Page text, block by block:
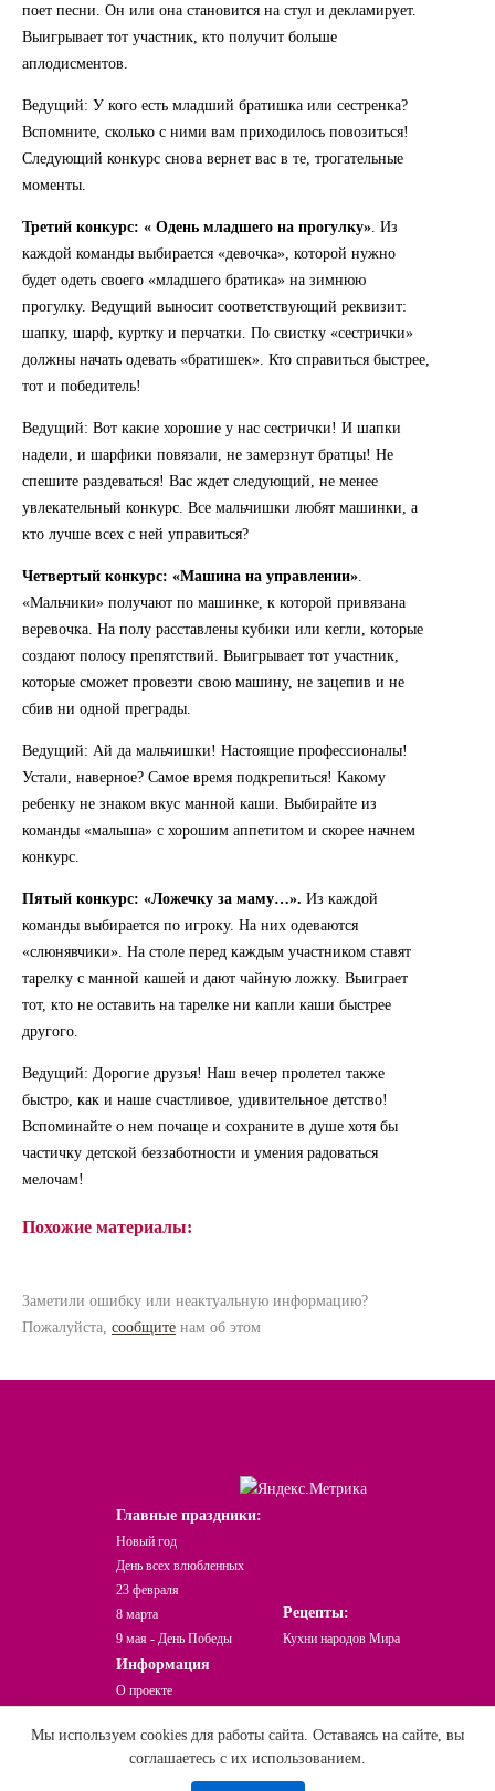
поет песни. Он или она становится на стул и декламирует.
Выигрывает тот участник, кто получит больше
аплодисментов.
Ведущий: У кого есть младший братишка или сестренка?
Вспомните, сколько с ними вам приходилось повозиться!
Следующий конкурс снова вернет вас в те, трогательные
моменты.
Третий конкурс: « Одень младшего на прогулку» . Из
каждой команды выбирается «девочка», которой нужно
будет одеть своего «младшего братика» на зимнюю
прогулку. Ведущий выносит соответствующий реквизит:
шапку, шарф, куртку и перчатки. По свистку «сестрички»
должны начать одевать «братишек». Кто справиться быстрее,
тот и победитель!
Ведущий: Вот какие хорошие у нас сестрички! И шапки
надели, и шарфики повязали, не замерзнут братцы! Не
спешите раздеваться! Вас ждет следующий, не менее
увлекательный конкурс. Все мальчишки любят машинки, а
кто лучше всех с ней управиться?
Четвертый конкурс: «Машина на управлении»
«Мальчики» получают по машинке, к которой привязана
веревочка. На полу расставлены кубики или кегли, которые
создают полосу препятствий. Выигрывает тот участник,
которые сможет провезти свою машину, не зацепив и не
сбив ни одной преграды.
Ведущий: Ай да мальчишки! Настоящие профессионалы!
Устали, наверное? Самое время подкрепиться! Какому
ребенку не знаком вкус манной каши. Выбирайте из
команды «малыша» с хорошим аппетитом и скорее начнем
конкурс.
Пятый конкурс: «Ложечку за маму…». Из каждой
команды выбирается по игроку. На них одеваются
«слюнявчики». На столе перед каждым участником ставят
тарелку с манной кашей и дают чайную ложку. Выиграет
тот, кто не оставить на тарелке ни капли каши быстрее
другого.
Ведущий: Дорогие друзья! Наш вечер пролетел также
быстро, как и наше счастливое, удивительное детство!
Вспоминайте о нем почаще и сохраните в душе хотя бы
частичку детской беззаботности и умения радоваться
мелочам!
Похожие материалы:
Заметили ошибку или неактуальную информацию?
Пожалуйста, сообщите нам об этом
Мы используем cookies для работы сайта. Оставаясь на сайте, вы
соглашаетесь с их использованием.
Главные праздники:
Новый год
День всех влюбленных
23 февраля
8 марта
9 мая - День Победы
Рецепты:
Кухни народов Мира
Информация
О проекте
Праздники Онлайн © При использовании
и перепечатке материала активная ссылка